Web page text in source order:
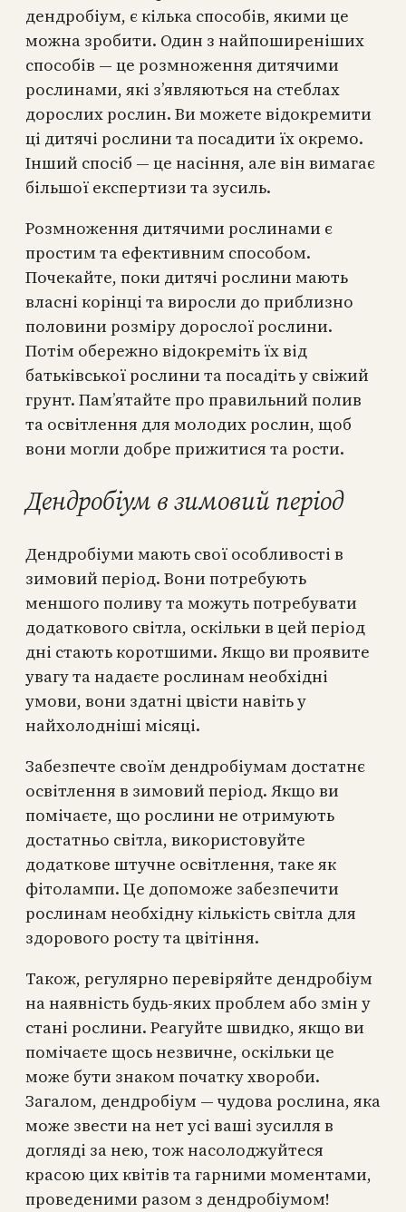
дендробіум, є кілька способів, якими це
можна зробити. Один з найпоширеніших
способів — це розмноження дитячими
рослинами, які з’являються на стеблах
дорослих рослин. Ви можете відокремити
ці дитячі рослини та посадити їх окремо.
Інший спосіб — це насіння, але він вимагає
більшої експертизи та зусиль.
Розмноження дитячими рослинами є
простим та ефективним способом.
Почекайте, поки дитячі рослини мають
власні корінці та виросли до приблизно
половини розміру дорослої рослини.
Потім обережно відокреміть їх від
батьківської рослини та посадіть у свіжий
грунт. Пам’ятайте про правильний полив
та освітлення для молодих рослин, щоб
вони могли добре прижитися та рости.
Дендробіум в зимовий період
Дендробіуми мають свої особливості в
зимовий період. Вони потребують
меншого поливу та можуть потребувати
додаткового світла, оскільки в цей період
дні стають коротшими. Якщо ви проявите
увагу та надаєте рослинам необхідні
умови, вони здатні цвісти навіть у
найхолодніші місяці.
Забезпечте своїм дендробіумам достатнє
освітлення в зимовий період. Якщо ви
помічаєте, що рослини не отримують
достатньо світла, використовуйте
додаткове штучне освітлення, таке як
фітолампи. Це допоможе забезпечити
рослинам необхідну кількість світла для
здорового росту та цвітіння.
Також, регулярно перевіряйте дендробіум
на наявність будь-яких проблем або змін у
стані рослини. Реагуйте швидко, якщо ви
помічаєте щось незвичне, оскільки це
може бути знаком початку хвороби.
Загалом, дендробіум — чудова рослина, яка
може звести на нет усі ваші зусилля в
догляді за нею, тож насолоджуйтеся
красою цих квітів та гарними моментами,
проведеними разом з дендробіумом!